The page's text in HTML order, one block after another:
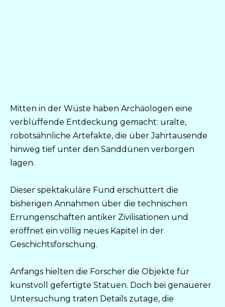
Mitten in der Wüste haben Archäologen eine
verblüffende Entdeckung gemacht: uralte,
robotsähnliche Artefakte, die über Jahrtausende
hinweg tief unter den Sanddünen verborgen
lagen.
Dieser spektakuläre Fund erschüttert die
bisherigen Annahmen über die technischen
Errungenschaften antiker Zivilisationen und
eröffnet ein völlig neues Kapitel in der
Geschichtsforschung.
Anfangs hielten die Forscher die Objekte für
kunstvoll gefertigte Statuen. Doch bei genauerer
Untersuchung traten Details zutage, die